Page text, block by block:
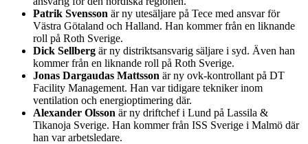
Patrik Svensson är ny utesäljare på Tece med ansvar för
Västra Götaland och Halland. Han kommer från en liknande
roll på Roth Sverige.
Dick Sellberg är ny distriktsansvarig säljare i syd. Även han
kommer från en liknande roll på Roth Sverige.
Jonas Dargaudas Mattsson är ny ovk-kontrollant på DT
Facility Management. Han var tidigare tekniker inom
ventilation och energioptimering där.
Alexander Olsson är ny driftchef i Lund på Lassila &
Tikanoja Sverige. Han kommer från ISS Sverige i Malmö där
han var arbetsledare.